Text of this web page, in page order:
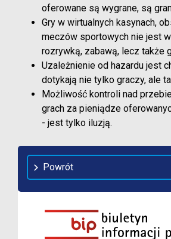
oferowane są wygrane, są
Gry w wirtualnych kasynach,
meczów sportowych nie jest
rozrywką, zabawą, lecz także
Uzależnienie od hazardu jest
dotykają nie tylko graczy, ale
Możliwość kontroli nad
grach za pieniądze
- jest tylko iluzją.
Powrót